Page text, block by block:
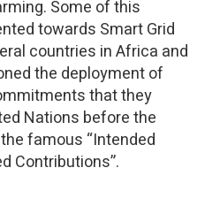
Some of this
towards Smart Grid
countries in Africa and
the deployment of
that they
Nations before the
famous “Intended
Contributions”.